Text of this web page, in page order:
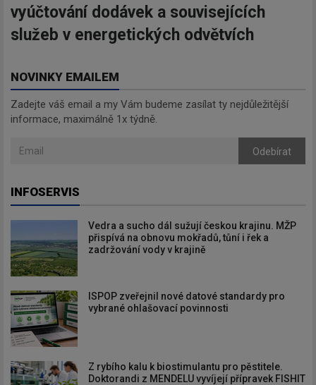
vyúčtování dodávek a souvisejících
služeb v energetických odvětvích
NOVINKY EMAILEM
Zadejte váš email a my Vám budeme zasílat ty nejdůležitější
informace, maximálně 1x týdně.
Odebírat
INFOSERVIS
Vedra a sucho dál sužují českou krajinu. MŽP
přispívá na obnovu mokřadů, tůní i řek a
zadržování vody v krajině
ISPOP zveřejnil nové datové standardy pro
vybrané ohlašovací povinnosti
Z rybího kalu k biostimulantu pro pěstitele.
Doktorandi z MENDELU vyvíjejí přípravek FISHIT